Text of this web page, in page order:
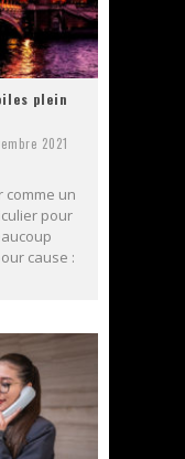
plein
2021
comme un
pour
cause :